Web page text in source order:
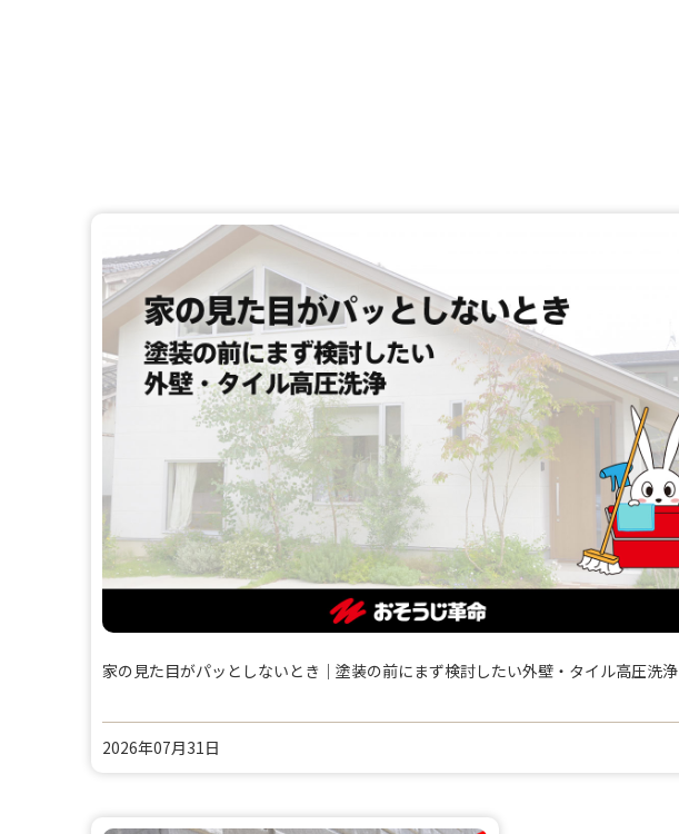
家の見た目がパッとしないとき｜塗装の前にまず検討したい外壁・タイル高圧洗浄
2026年07月31日